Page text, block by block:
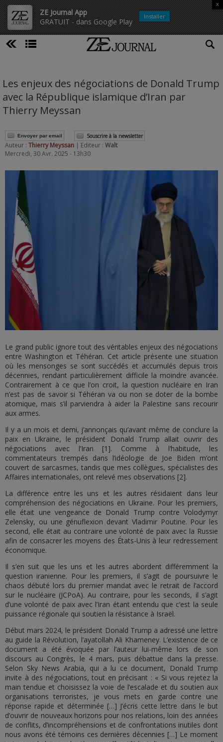
ZE Journal App
GRATUIT - dans Google Play
x
Installer
Les enjeux des négociations de Donald Trump
avec la République islamique d’Iran par
Thierry Meyssan
Envoyer par email Souscrire à la newsletter
Auteur : Thierry Meyssan | Editeur : Walt
Mercredi, 30 Avr. 2025 - 13h30
Le grand public ignore tout des véritables enjeux des négociations
entre Washington et Téhéran. Cet article présente une situation
où les mensonges se sont succédés et accumulés depuis trois
décennies, rendant particulièrement difficile la moindre avancée.
Contrairement à ce que l’on croit, la question nucléaire en Iran
n’est pas de savoir si Téhéran va ou non se doter de la bombe
atomique, mais s’il parviendra à aider la Palestine sans recourir
aux armes.
Il y a un mois et demi, j’annonçais qu’avant même de conclure la
paix en Ukraine, le président Donald Trump allait ouvrir des
négociations avec l’Iran [1]. Comme à l’habitude, les
commentateurs trempés dans l’idéologie de Joe Biden m’ont
couvert de sarcasmes, tandis que mes collègues, spécialistes des
Affaires internationales, ont relevé mes observations [2].
La différence entre les uns et les autres résidaient dans leur
compréhension des négociations en Ukraine. Pour les premiers,
elle était une vengeance de Donald Trump contre Volodymyr
Zelensky, ou une génuflexion devant Vladimir Poutine. Pour les
second, elle était au contraire une volonté de paix avec la Russie
afin de consacrer les moyens des États-Unis à leur redressement
économique.
Il s’en suit que les uns et les autres abordent différemment la
question iranienne. Pour les premiers, il s’agit de poursuivre le
chaos débuté lors du premier mandat avec le retrait de l’accord
sur le nucléaire (JCPoA). Au contraire, pour les seconds, il s’agit
d’une volonté de paix avec l’Iran étant entendu que c’est la seule
puissance régionale qui soutien la résistance à Israël.
Début mars 2024, le président Donald Trump a adressé une lettre
au guide la Révolution, l’ayatollah Ali Khameney. L’existence de ce
document a été évoquée par l’auteur lui-même lors de son
discours au Congrès, le 4 mars, puis débattue dans la presse.
Selon Sky News Arabia, qui a lu ce document, Donald Trump
invite à des négociations, tout en précisant : « Si vous rejetez la
main tendue et choisissez la voie de l’escalade et du soutien aux
organisations terroristes, je vous mets en garde contre une
réponse rapide et déterminée […] J’écris cette lettre dans le but
d’ouvrir de nouveaux horizons pour nos relations, loin des années
de conflits, d’incompréhensions et de confrontations inutiles dont
nous avons été témoins ces dernières décennies […] Le moment